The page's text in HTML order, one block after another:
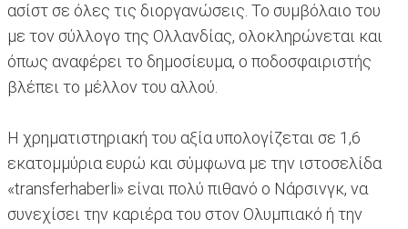
ασίστ σε όλες τις διοργανώσεις. Το συμβόλαιο του
με τον σύλλογο της Ολλανδίας, ολοκληρώνεται και
όπως αναφέρει το δημοσίευμα, ο ποδοσφαιριστής
βλέπει το μέλλον του αλλού.
Η χρηματιστηριακή του αξία υπολογίζεται σε 1,6
εκατομμύρια ευρώ και σύμφωνα με την ιστοσελίδα
«transferhaberli» είναι πολύ πιθανό ο Νάρσινγκ, να
συνεχίσει την καριέρα του στον Ολυμπιακό ή την